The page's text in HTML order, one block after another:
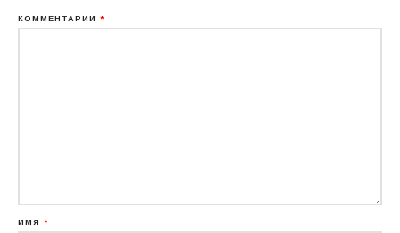
КОММЕНТАРИЙ *
ИМЯ *